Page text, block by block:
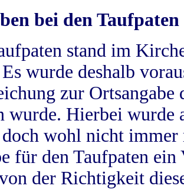
bei den Taufpaten
stand im
wurde deshalb
zur
wurde. Hierbei wurde
wohl nicht
für den Taufpaten
der Richtigkeit